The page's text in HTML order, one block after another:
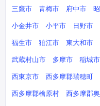
三鷹市 青梅市 府中市
小金井市 小平市 日野市
福生市 狛江市 東大和市
武蔵村山市 多摩市 稲城市
西東京市 西多摩郡瑞穂町
西多摩郡檜原村 西多摩郡